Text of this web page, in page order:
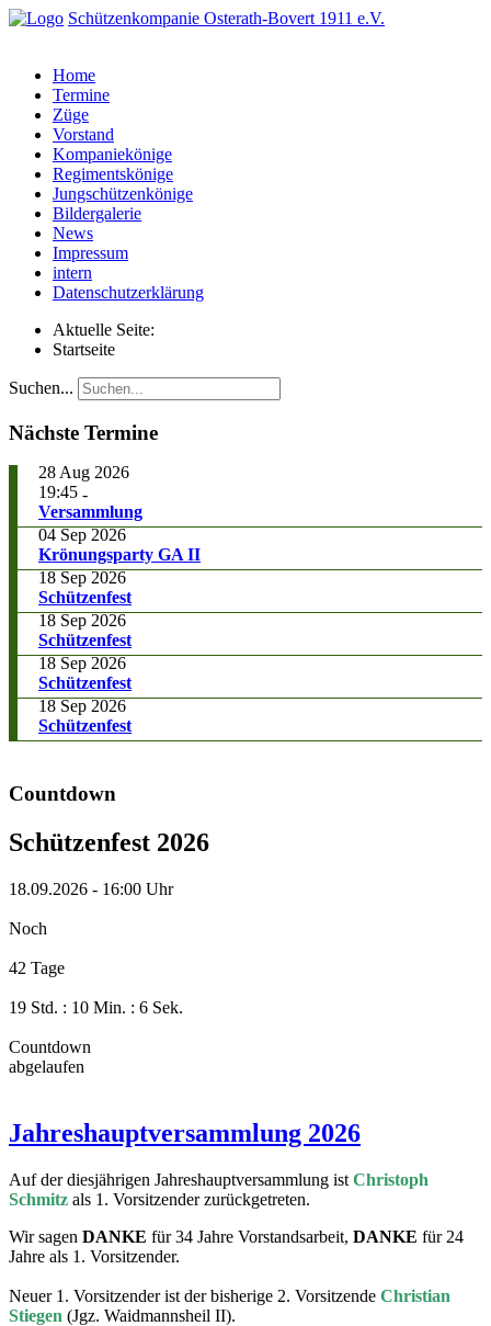
Schützenkompanie Osterath-Bovert 1911 e.V.
Home
Termine
Züge
Vorstand
Kompaniekönige
Regimentskönige
Jungschützenkönige
Bildergalerie
News
Impressum
intern
Datenschutzerklärung
Aktuelle Seite:
Startseite
Suchen...
Nächste Termine
28 Aug 2026
19:45 -
Versammlung
04 Sep 2026
Krönungsparty GA II
18 Sep 2026
Schützenfest
18 Sep 2026
Schützenfest
18 Sep 2026
Schützenfest
18 Sep 2026
Schützenfest
Countdown
Schützenfest 2026
18.09.2026 - 16:00 Uhr
Noch
42 Tage
19 Std. : 10 Min. : 6 Sek.
Countdown
abgelaufen
Jahreshauptversammlung 2026
Auf der diesjährigen Jahreshauptversammlung ist Christoph
Schmitz als 1. Vorsitzender zurückgetreten.
Wir sagen DANKE für 34 Jahre Vorstandsarbeit, DANKE für 24
Jahre als 1. Vorsitzender.
Neuer 1. Vorsitzender ist der bisherige 2. Vorsitzende Christian
Stiegen (Jgz. Waidmannsheil II).